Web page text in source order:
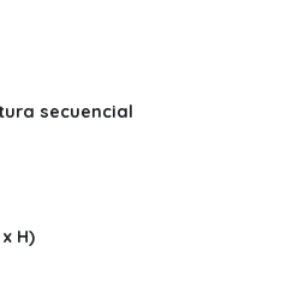
secuencial
H)